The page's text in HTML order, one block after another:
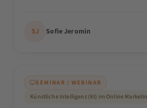
SJ Sofie Jeromin
SEMINAR / WEBINAR
Künstliche Intelligenz (KI) im Online